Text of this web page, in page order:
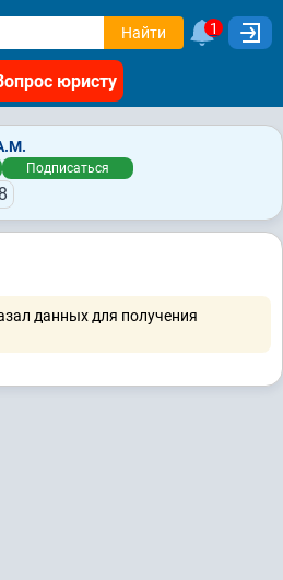
Найти 1
юристу
Подписаться
данных для получения